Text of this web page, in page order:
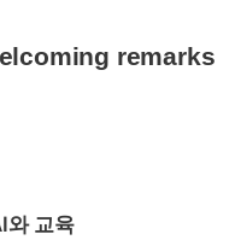
remarks
와 교육